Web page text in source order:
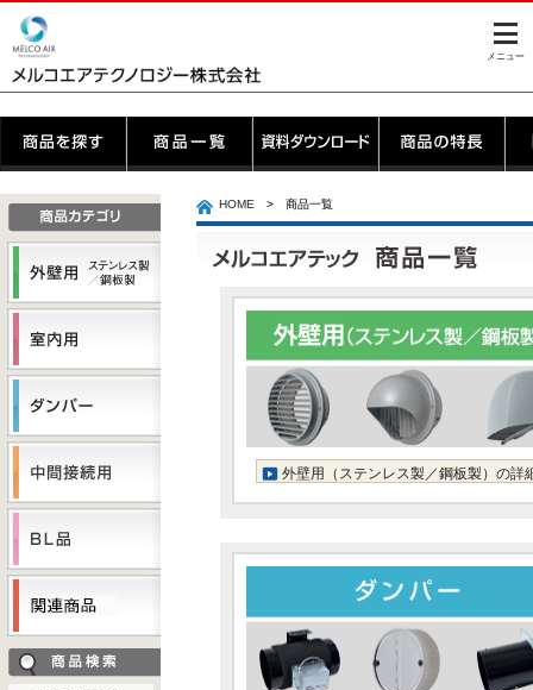
メニュー
HOME > 商品一覧
外壁用（ステンレス製／鋼板製）の詳